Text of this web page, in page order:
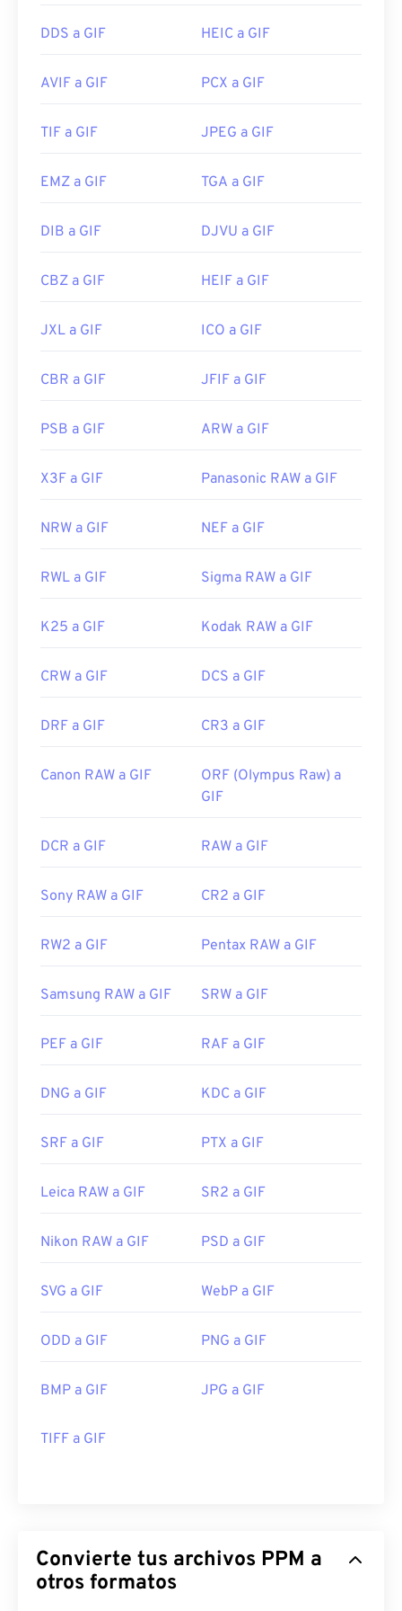
operativos. Para abrir un GIF y editarlo, use una
abra los GIF con
Microsoft Photos, Adobe
otros. En macOS, use visores y editores de
Lanzamiento inicial:
15 de junio de 1987
DDS a GIF HEIC a GIF
AVIF a GIF PCX a GIF
TIF a GIF JPEG a GIF
EMZ a GIF TGA a GIF
DIB a GIF DJVU a GIF
CBZ a GIF HEIF a GIF
JXL a GIF ICO a GIF
CBR a GIF JFIF a GIF
PSB a GIF ARW a GIF
X3F a GIF Panasonic RAW a GIF
NRW a GIF NEF a GIF
RWL a GIF Sigma RAW a GIF
K25 a GIF Kodak RAW a GIF
CRW a GIF DCS a GIF
DRF a GIF CR3 a GIF
Canon RAW a GIF
ORF (Olympus Raw) a
GIF
DCR a GIF RAW a GIF
Sony RAW a GIF CR2 a GIF
RW2 a GIF Pentax RAW a GIF
Samsung RAW a GIF SRW a GIF
PEF a GIF RAF a GIF
DNG a GIF KDC a GIF
SRF a GIF PTX a GIF
Leica RAW a GIF SR2 a GIF
Nikon RAW a GIF PSD a GIF
SVG a GIF WebP a GIF
ODD a GIF PNG a GIF
BMP a GIF JPG a GIF
TIFF a GIF
Convierte tus archivos PPM a
otros formatos